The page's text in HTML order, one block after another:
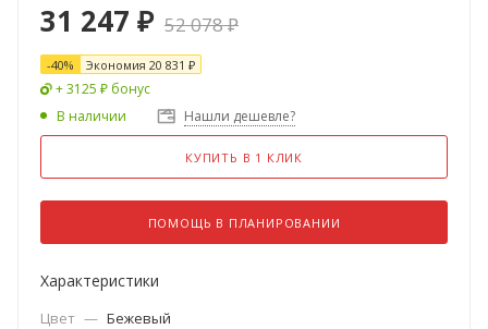
31 247 ₽ 52 078₽
-40% Экономия 20 831 ₽
+ 3125 ₽ бонус
В наличии
Нашли дешевле?
КУПИТЬ В 1 КЛИК
ПОМОЩЬ В ПЛАНИРОВАНИИ
Характеристики
Цвет — Бежевый